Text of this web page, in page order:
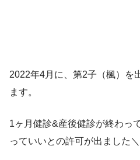
2022年4月に、第2子（楓）を
ます。
1ヶ月健診&産後健診が終わっ
っていいとの許可が出ました